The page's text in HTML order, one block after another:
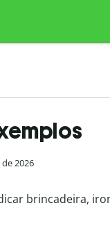
2026
brincadeira,